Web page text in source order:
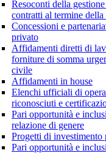
Resoconti della
contratti al termine
Concessioni e
privato
Affidamenti diretti di
forniture di somma
civile
Affidamenti in house
Elenchi ufficiali di
riconosciuti e
Pari opportunità e
relazione di genere
Progetti di investimento
Pari opportunità e